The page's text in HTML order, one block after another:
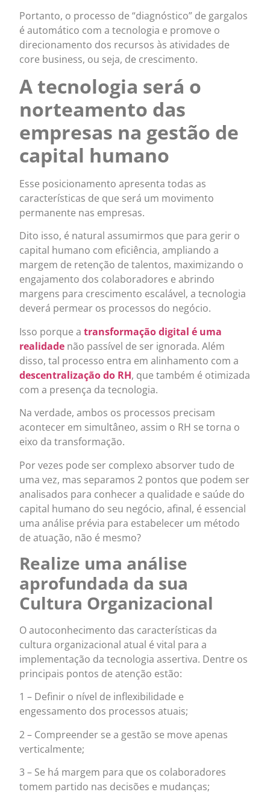
Portanto, o processo de “diagnóstico” de gargalos
é automático com a tecnologia e promove o
direcionamento dos recursos às atividades de
core business, ou seja, de crescimento.
A tecnologia será o
norteamento das
empresas na gestão de
capital humano
Esse posicionamento apresenta todas as
características de que será um movimento
permanente nas empresas.
Dito isso, é natural assumirmos que para gerir o
capital humano com eficiência, ampliando a
margem de retenção de talentos, maximizando o
engajamento dos colaboradores e abrindo
margens para crescimento escalável, a tecnologia
deverá permear os processos do negócio.
Isso porque atransformação digital é uma
realidade não passível de ser ignorada. Além
disso, tal processo entra em alinhamento com a
descentralização do RH, que também é otimizada
com a presença da tecnologia.
Na verdade, ambos os processos precisam
acontecer em simultâneo, assim o RH se torna o
eixo da transformação.
Por vezes pode ser complexo absorver tudo de
uma vez, mas separamos 2 pontos que podem ser
analisados para conhecer a qualidade e saúde do
capital humano do seu negócio, afinal, é essencial
uma análise prévia para estabelecer um método
de atuação, não é mesmo?
Realize uma análise
aprofundada da sua
Cultura Organizacional
O autoconhecimento das características da
cultura organizacional atual é vital para a
implementação da tecnologia assertiva. Dentre os
principais pontos de atenção estão:
1 – Definir o nível de inflexibilidade e
engessamento dos processos atuais;
2 – Compreender se a gestão se move apenas
verticalmente;
3 – Se há margem para que os colaboradores
tomem partido nas decisões e mudanças;